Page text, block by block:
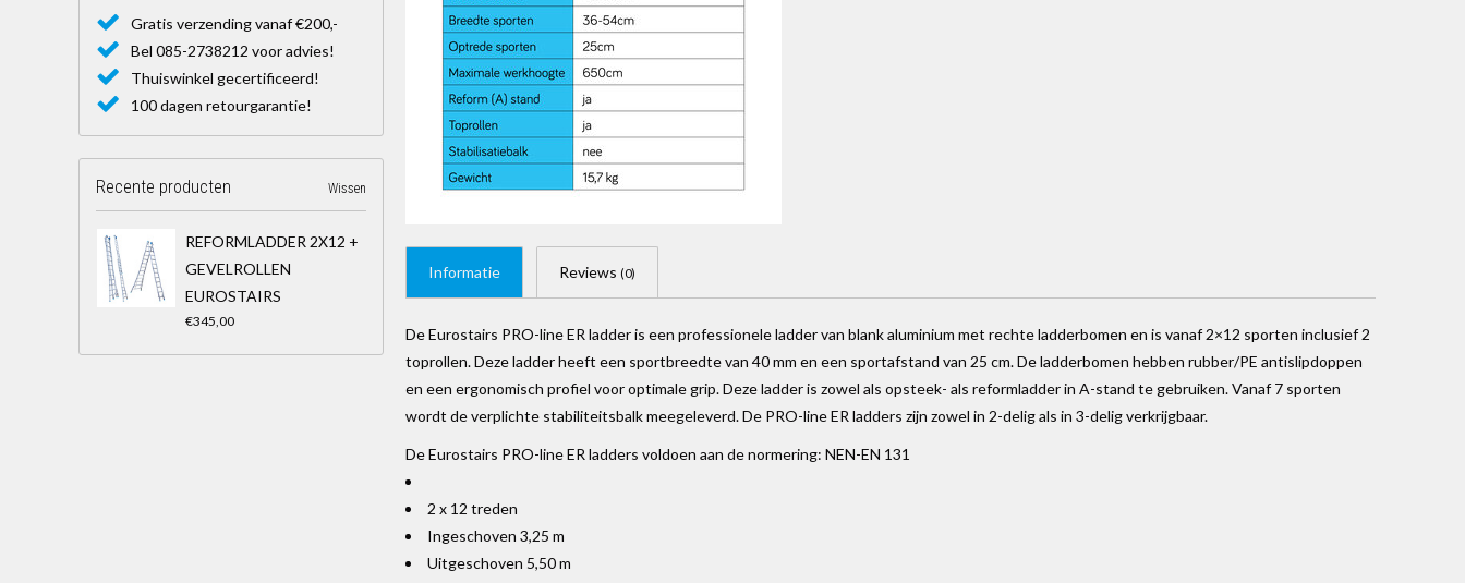
Informatie Reviews (0)
De Eurostairs PRO-line ER ladder is een professionele ladder van blank aluminium met rechte ladderbomen en is vanaf 2×12 sporten inclusief 2
toprollen. Deze ladder heeft een sportbreedte van 40 mm en een sportafstand van 25 cm. De ladderbomen hebben rubber/PE antislipdoppen
en een ergonomisch profiel voor optimale grip. Deze ladder is zowel als opsteek- als reformladder in A-stand te gebruiken. Vanaf 7 sporten
wordt de verplichte stabiliteitsbalk meegeleverd. De PRO-line ER ladders zijn zowel in 2-delig als in 3-delig verkrijgbaar.
De Eurostairs PRO-line ER ladders voldoen aan de normering: NEN-EN 131
2 x 12 treden
Ingeschoven 3,25 m
Uitgeschoven 5,50 m
Gratis verzending vanaf €200,-
Bel 085-2738212 voor advies!
Thuiswinkel gecertificeerd!
100 dagen retourgarantie!
Recente producten Wissen
REFORMLADDER 2X12 +
GEVELROLLEN
EUROSTAIRS
€345,00